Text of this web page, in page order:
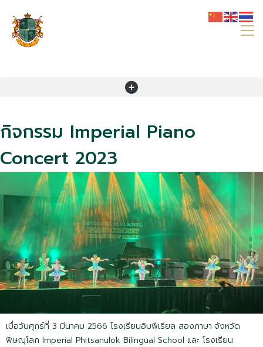
กิจกรรม Imperial Piano
Concert 2023
เมื่อวันศุกร์ที่ 3 มีนาคม 2566 โรงเรียนอิมพีเรียล สองภาษา จังหวัด
พิษณุโลก Imperial Phitsanulok Bilingual School และ โรงเรียน